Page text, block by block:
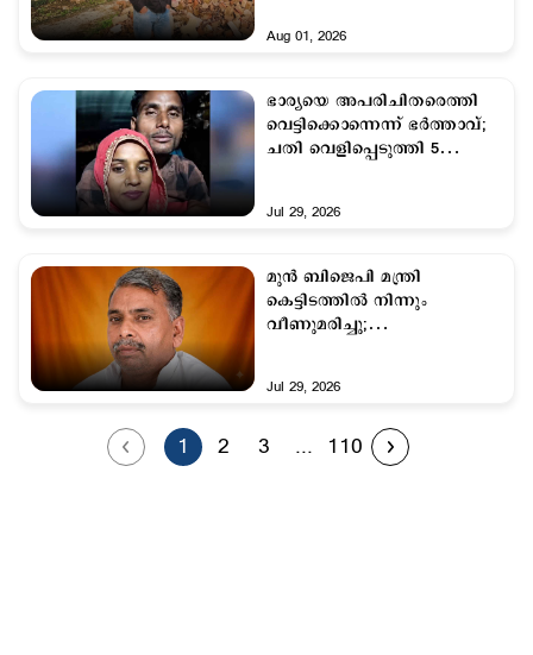
ജീവനൊടുക്കി
Aug 01, 2026
ഭാര്യയെ അപരിചിതരെത്തി
വെട്ടിക്കൊന്നെന്ന് ഭര്‍ത്താവ്;
ചതി വെളിപ്പെടുത്തി 5
Jul 29, 2026
മുന്‍ ബിജെപി മന്ത്രി
കെട്ടിടത്തില്‍ നിന്നും
വീണുമരിച്ചു;
Jul 29, 2026
1 2 3 ... 110